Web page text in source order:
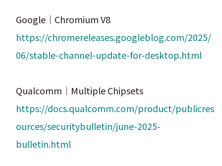
Google｜Chromium V8
https://chromereleases.googleblog.com/2025/
06/stable-channel-update-for-desktop.html
Qualcomm｜Multiple Chipsets
https://docs.qualcomm.com/product/publicres
ources/securitybulletin/june-2025-
bulletin.html